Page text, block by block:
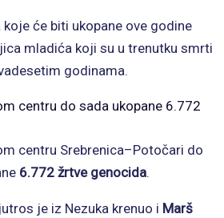
će biti ukopane ove godine
mladića koji su u trenutku smrti
godinama.
centru do sada ukopane 6.772
centru Srebrenica–Potočari do
6.772 žrtve genocida.
je iz Nezuka krenuo i Marš